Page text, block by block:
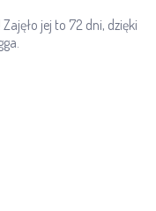
jej to 72 dni, dzięki